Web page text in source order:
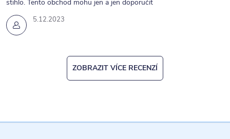
5.12.2023
stihlo. Tento obchod mohu jen a jen doporučit
ZOBRAZIT VÍCE RECENZÍ